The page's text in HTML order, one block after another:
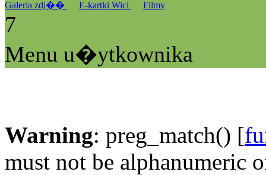
Galeria zdj�� E-kartki Wici Filmy
7
Menu u�ytkownika
Warning: preg_match() [
must not be alphanumeric